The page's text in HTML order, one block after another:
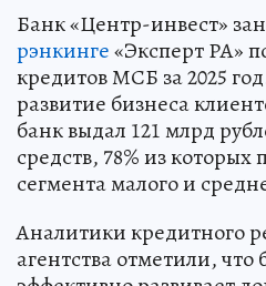
Банк «Центр-инвест»
рэнкинге«Эксперт РА»
кредитов МСБ за 2025
развитие бизнеса
банк выдал 121 млрд
средств, 78% из
сегмента малого и
Аналитики кредитного
агентства отметили,